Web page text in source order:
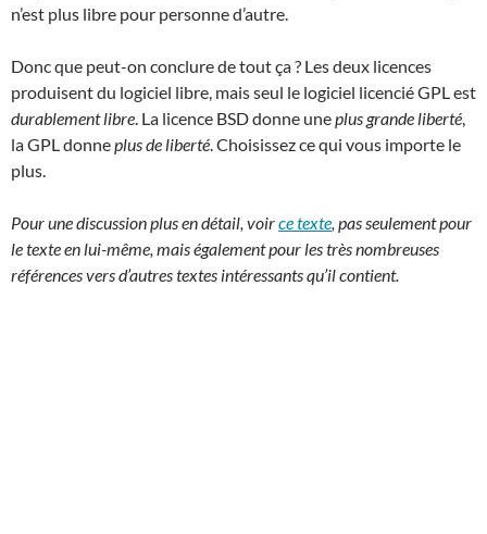
n’est plus libre pour personne d’autre.
Donc que peut-on conclure de tout ça ? Les deux licences
produisent du logiciel libre, mais seul le logiciel licencié GPL est
durablement libre. La licence BSD donne uneplus grande liberté,
la GPL donneplus de liberté. Choisissez ce qui vous importe le
plus.
Pour une discussion plus en détail, voirce texte, pas seulement pour
le texte en lui-même, mais également pour les très nombreuses
références vers d’autres textes intéressants qu’il contient.